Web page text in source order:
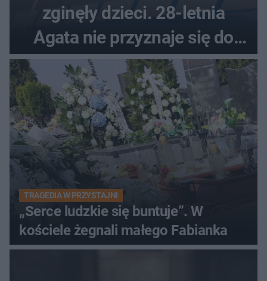
zginęły dzieci. 28-letnia
Agata nie przyznaje się do
winy
TRAGEDIA W PRZYSTAJNI
„Serce ludzkie się buntuje”. W
kościele żegnali małego Fabianka